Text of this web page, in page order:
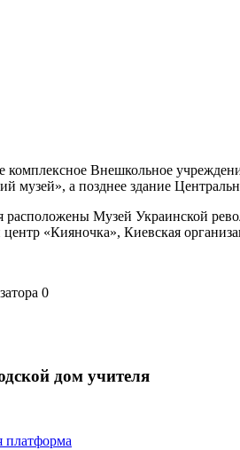
комплексное Внешкольное
музей», а позднее здание
Музей Украинской
«Кияночка», Киевская
0
дом учителя
платформа